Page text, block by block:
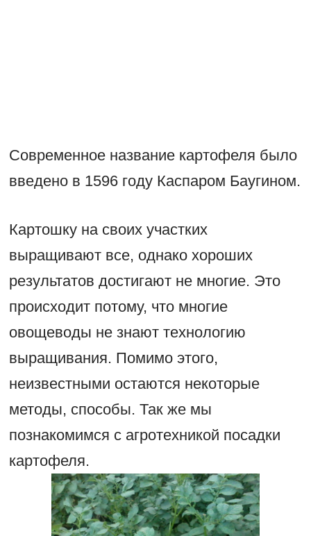
Современное название картофеля было
введено в 1596 году Каспаром Баугином.
Картошку на своих участких
выращивают все, однако хороших
результатов достигают не многие. Это
происходит потому, что многие
овощеводы не знают технологию
выращивания. Помимо этого,
неизвестными остаются некоторые
методы, способы. Так же мы
познакомимся с агротехникой посадки
картофеля.